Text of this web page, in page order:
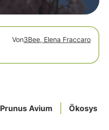
Von3Bee, Elena Fraccaro
Prunus Avium